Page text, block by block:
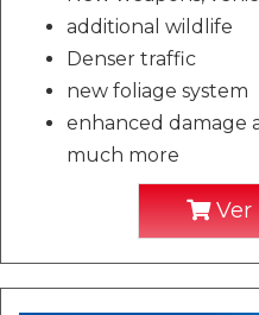
additional wildlife
Denser traffic
new foliage system
enhanced damage
much more
Ver